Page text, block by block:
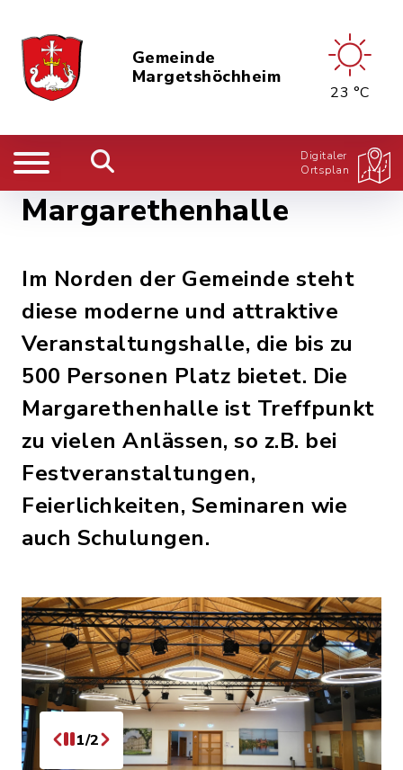
Gemeinde
Margetshöchheim
23 °C
Digitaler
Ortsplan
Margarethenhalle
Im Norden der Gemeinde steht
diese moderne und attraktive
Veranstaltungshalle, die bis zu
500 Personen Platz bietet. Die
Margarethenhalle ist Treffpunkt
zu vielen Anlässen, so z.B. bei
Festveranstaltungen,
Feierlichkeiten, Seminaren wie
auch Schulungen.
1/2